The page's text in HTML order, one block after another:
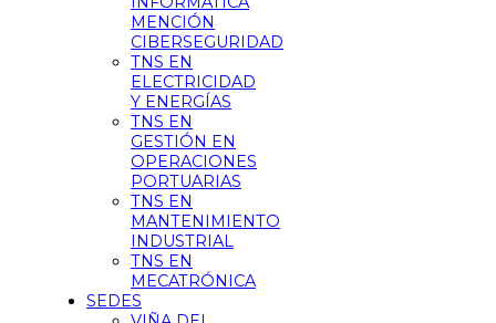
MENCIÓN
CIBERSEGURIDAD
TNS EN
ELECTRICIDAD
Y ENERGÍAS
TNS EN
GESTIÓN EN
OPERACIONES
PORTUARIAS
TNS EN
MANTENIMIENTO
INDUSTRIAL
TNS EN
MECATRÓNICA
SEDES